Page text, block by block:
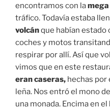
encontramos con lamega
tráfico. Todavía estaba
volcánque habían estado
coches y motos
respirar por allí. Así que
vimos que en este
eran caseras, hechas por
leña. Nos entró el mono
una monada. Encima en